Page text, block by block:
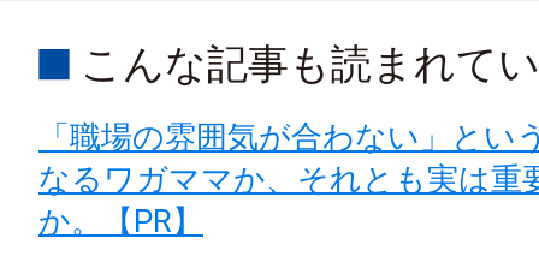
こんな記事も読まれて
「職場の雰囲気が合わない」とい
なるワガママか、それとも実は重
か。【PR】